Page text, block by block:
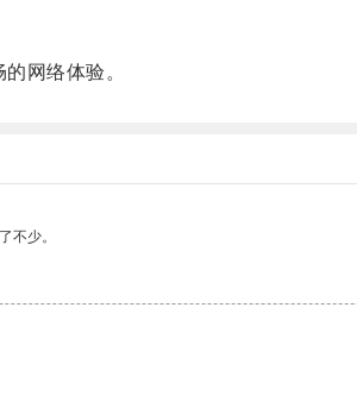
网络体验。
不少。